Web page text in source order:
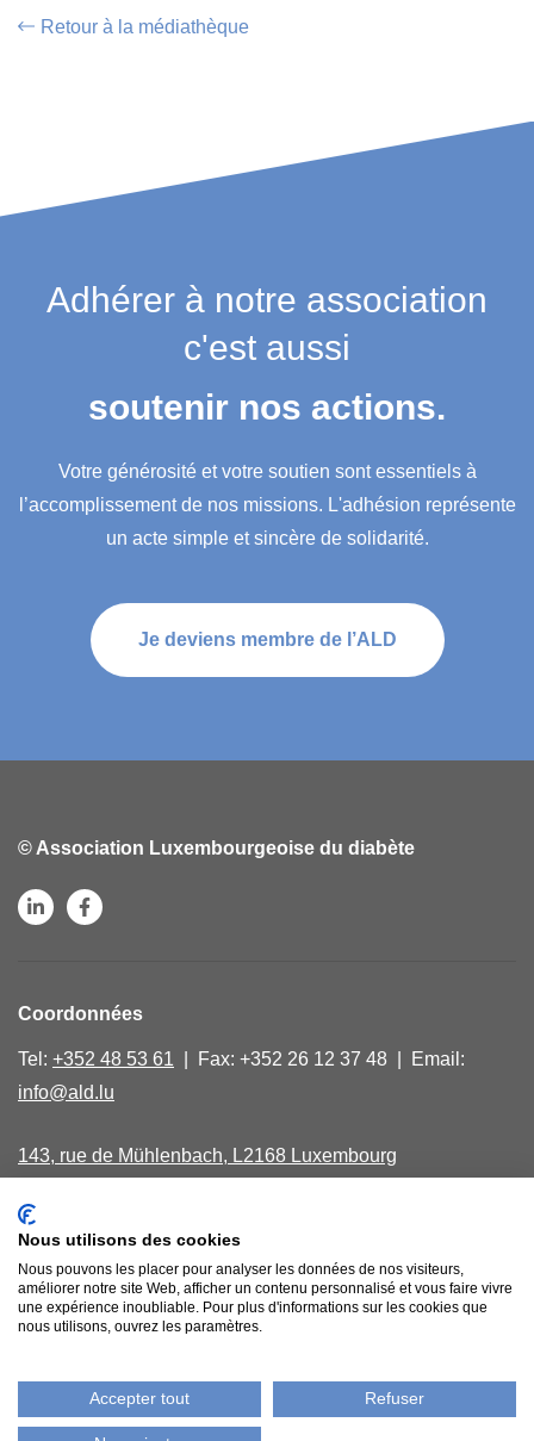
Retour à la médiathèque
Adhérer à notre association
c'est aussi
soutenir nos actions.
Votre générosité et votre soutien sont essentiels à
l’accomplissement de nos missions. L'adhésion représente
un acte simple et sincère de solidarité.
Je deviens membre de l’ALD
© Association Luxembourgeoise du diabète
Coordonnées
Tel: +352 48 53 61 | Fax: +352 26 12 37 48 | Email:
info@ald.lu
143, rue de Mühlenbach, L2168 Luxembourg
40, avenue Salentiny, L 9040 Ettelbruck
Jeudi matin sur rendez-vous
Politique de confidentialité
Nous utilisons des cookies
Nous pouvons les placer pour analyser les données de nos visiteurs,
améliorer notre site Web, afficher un contenu personnalisé et vous faire vivre
une expérience inoubliable. Pour plus d'informations sur les cookies que
nous utilisons, ouvrez les paramètres.
Accepter tout Refuser